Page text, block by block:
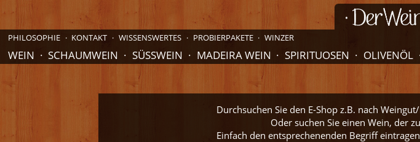
PHILOSOPHIE KONTAKT WISSENSWERTES PROBIERPAKETE WINZER
WEIN SCHAUMWEIN SÜSSWEIN MADEIRA WEIN SPIRITUOSEN OLIVENÖL
Durchsuchen Sie den E-Shop z.B. nach
Oder suchen Sie einen Wein, der
Einfach den entsprechenenden Begriff